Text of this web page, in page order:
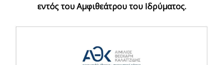
εντός του Αμφιθεάτρου του Ιδρύματος.